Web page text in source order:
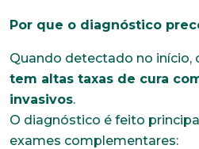
Por que o diagnóstico
Quando detectado no início,
tem altas taxas de cura
invasivos.
O diagnóstico é feito
exames complementares: